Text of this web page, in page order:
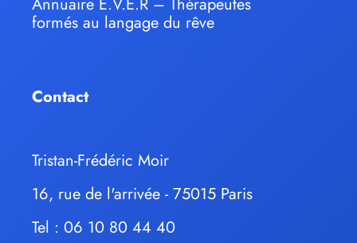
formés au langage du rêve
Contact
Tristan-Frédéric Moir
16, rue de l'arrivée - 75015 Paris
Tel : 06 10 80 44 40